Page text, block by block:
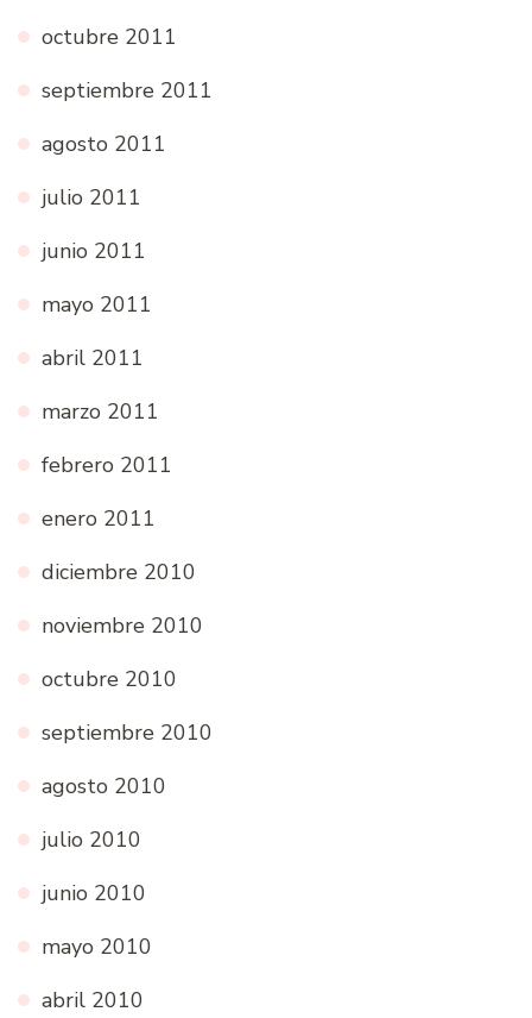
octubre 2011
septiembre 2011
agosto 2011
julio 2011
junio 2011
mayo 2011
abril 2011
marzo 2011
febrero 2011
enero 2011
diciembre 2010
noviembre 2010
octubre 2010
septiembre 2010
agosto 2010
julio 2010
junio 2010
mayo 2010
abril 2010